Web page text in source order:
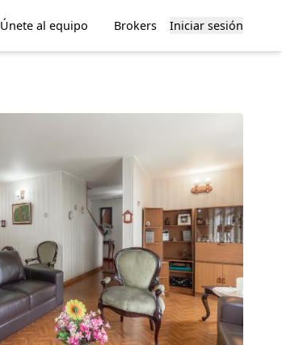
Únete al equipo Brokers Iniciar sesión